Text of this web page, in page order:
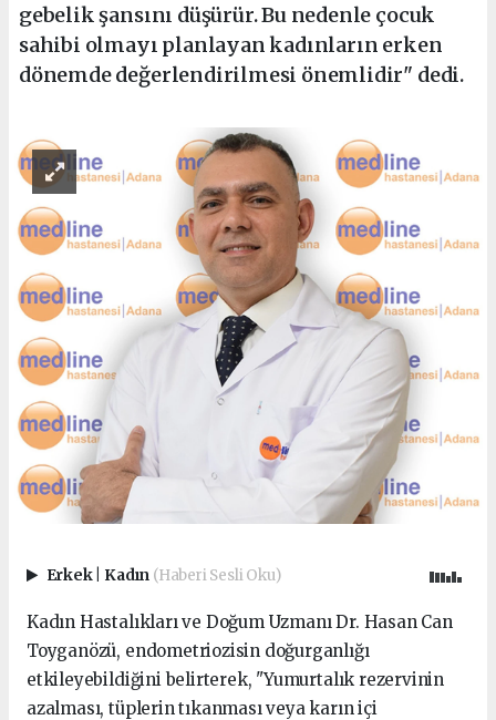
gebelik şansını düşürür. Bu nedenle çocuk
sahibi olmayı planlayan kadınların erken
dönemde değerlendirilmesi önemlidir" dedi.
Erkek Kadın (Haberi Sesli Oku)
Kadın Hastalıkları ve Doğum Uzmanı Dr. Hasan Can
Toyganözü, endometriozisin doğurganlığı
etkileyebildiğini belirterek, "Yumurtalık rezervinin
azalması, tüplerin tıkanması veya karın içi